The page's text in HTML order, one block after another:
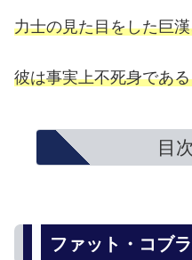
力士の見た目をした巨
彼は事実上不死身であ
目次
ファット・コブ